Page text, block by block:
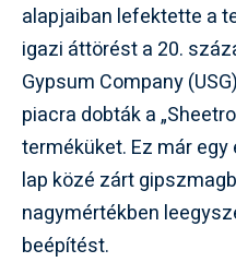
alapjaiban lefektette a
igazi áttörést a 20.
Gypsum Company
piacra dobták a
terméküket. Ez már
lap közé zárt
nagymértékben
beépítést.